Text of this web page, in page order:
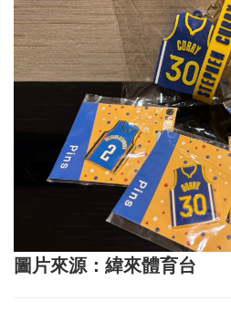
圖片來源：緯來體育台